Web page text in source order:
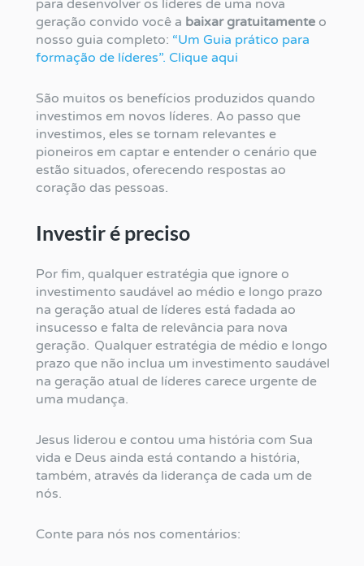
para desenvolver os líderes de uma nova
geração convido você a baixar gratuitamente o
nosso guia completo: “Um Guia prático para
formação de líderes”. Clique aqui
São muitos os benefícios produzidos quando
investimos em novos líderes. Ao passo que
investimos, eles se tornam relevantes e
pioneiros em captar e entender o cenário que
estão situados, oferecendo respostas ao
coração das pessoas.
Investir é preciso
Por fim, qualquer estratégia que ignore o
investimento saudável ao médio e longo prazo
na geração atual de líderes está fadada ao
insucesso e falta de relevância para nova
geração. Qualquer estratégia de médio e longo
prazo que não inclua um investimento saudável
na geração atual de líderes carece urgente de
uma mudança.
Jesus liderou e contou uma história com Sua
vida e Deus ainda está contando a história,
também, através da liderança de cada um de
nós.
Conte para nós nos comentários: